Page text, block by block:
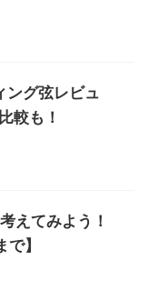
ング弦レビュ
較も！
えてみよう！
】